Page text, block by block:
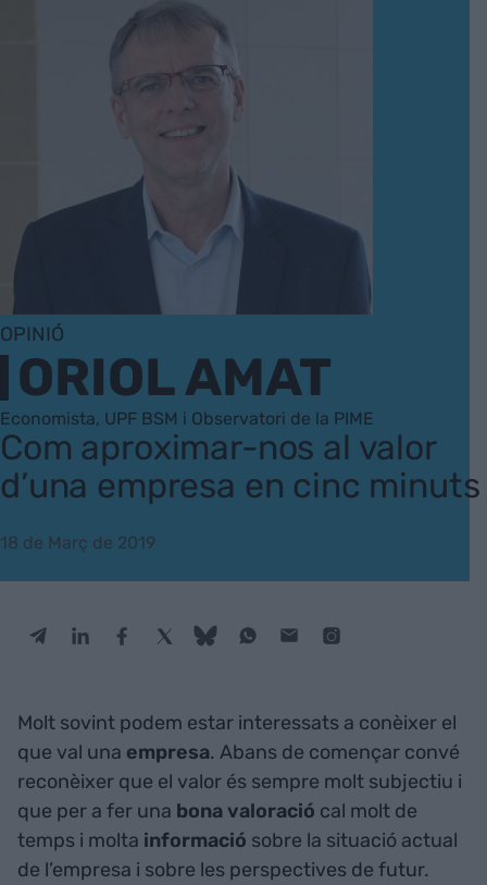
OPINIÓ
ORIOL AMAT
Economista, UPF BSM i Observatori de la PIME
Com aproximar-nos al valor
d’una empresa en cinc minuts
18 de Març de 2019
Molt sovint podem estar interessats a conèixer el
que val una empresa. Abans de començar convé
reconèixer que el valor és sempre molt subjectiu i
que per a fer una bona valoració cal molt de
temps i molta informació sobre la situació actual
de l’empresa i sobre les perspectives de futur.